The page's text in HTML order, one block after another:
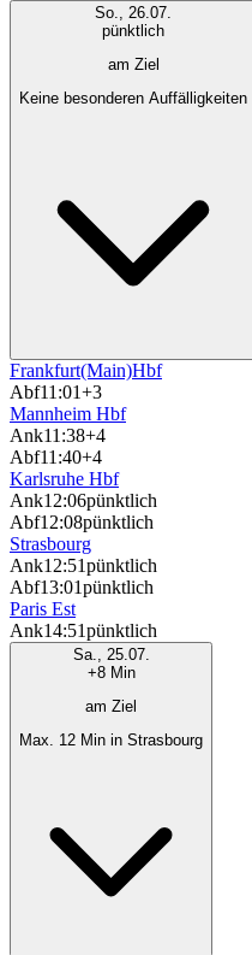
So., 26.07.
pünktlich
am Ziel
Keine besonderen Auffälligkeiten
Frankfurt(Main)Hbf
Abf11:01+3
Mannheim Hbf
Ank11:38+4
Abf11:40+4
Karlsruhe Hbf
Ank12:06pünktlich
Abf12:08pünktlich
Strasbourg
Ank12:51pünktlich
Abf13:01pünktlich
Paris Est
Ank14:51pünktlich
Sa., 25.07.
+8 Min
am Ziel
Max. 12 Min in Strasbourg